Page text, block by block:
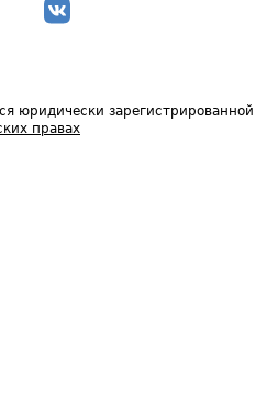
юридически зарегистрированной
правах